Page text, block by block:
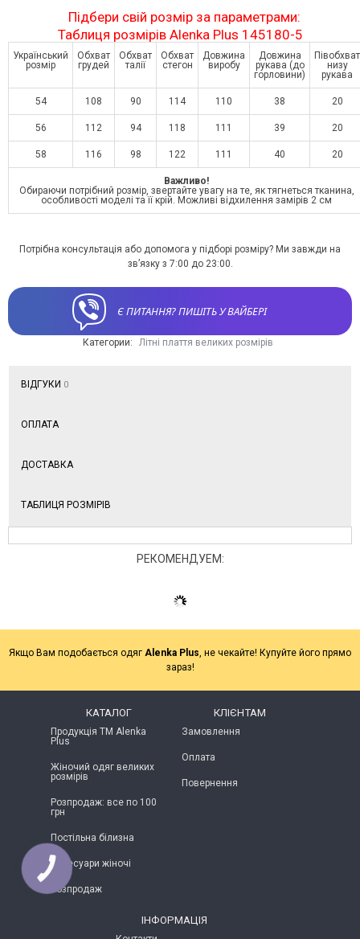
Підбери свій розмір за параметрами:
Таблиця розмірів Alenka Plus 145180-5
Український
розмір
Обхват
грудей
Обхват
талії
Обхват
стегон
Довжина
виробу
Довжина
рукава (до
горловини)
Півобхват
низу
рукава
54 108 90 114 110 38 20
56 112 94 118 111 39 20
58 116 98 122 111 40 20
Важливо!
Обираючи потрібний розмір, звертайте увагу на те, як тягнеться тканина,
особливості моделі та її крій. Можливі відхилення замірів 2 см
Потрібна консультація або допомога у підборі розміру? Ми завжди на
зв’язку з 7:00 до 23:00.
Є ПИТАННЯ? ПИШІТЬ У ВАЙБЕРІ
Категории: Літні плаття великих розмірів
ВІДГУКИ 0
ОПЛАТА
ДОСТАВКА
ТАБЛИЦЯ РОЗМІРІВ
РЕКОМЕНДУЕМ:
Якщо Вам подобається одяг Alenka Plus , не чекайте! Купуйте його прямо
зараз!
КАТАЛОГ
Продукція ТМ Alenka
Plus
Жіночий одяг великих
розмірів
Розпродаж: все по 100
грн
Постільна білизна
Аксесуари жіночі
Розпродаж
КЛІЄНТАМ
Замовлення
Оплата
Повернення
ІНФОРМАЦІЯ
КНОПКА
ЗВ'ЯЗКУ